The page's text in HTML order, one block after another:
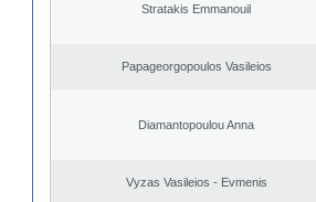
Stratakis Emmanouil
Papageorgopoulos Vasileios
Diamantopoulou Anna
Vyzas Vasileios - Evmenis